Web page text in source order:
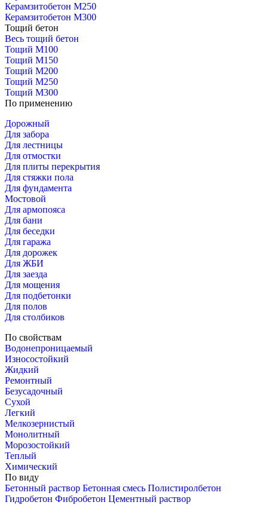
Керамзитобетон М250
Керамзитобетон М300
Тощий бетон
Весь тощий бетон
Тощий М100
Тощий М150
Тощий М200
Тощий М250
Тощий М300
По применению
Дорожный
Для забора
Для лестницы
Для отмостки
Для плиты перекрытия
Для стяжки пола
Для фундамента
Мостовой
Для армопояса
Для бани
Для беседки
Для гаража
Для дорожек
Для ЖБИ
Для заезда
Для мощения
Для подбетонки
Для полов
Для столбиков
По свойствам
Водонепроницаемый
Износостойкий
Жидкий
Ремонтный
Безусадочный
Сухой
Легкий
Мелкозернистый
Монолитный
Морозостойкий
Теплый
Химический
По виду
Бетонный раствор Бетонная смесь Полистиролбетон
Гидробетон Фибробетон Цементный раствор